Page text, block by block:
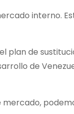
interno.
plan de
de
mercado,